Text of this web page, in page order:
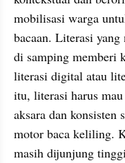
mobilisasi warga
bacaan. Literasi
di samping memberi
literasi digital atau
itu, literasi harus
aksara dan konsisten
motor baca keliling.
masih dijunjung